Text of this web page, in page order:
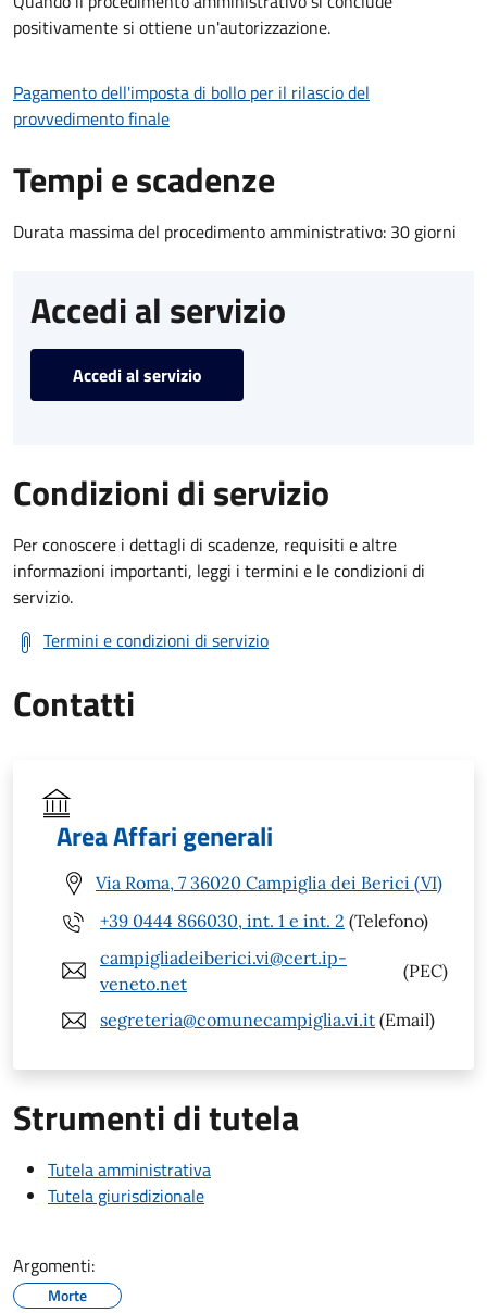
positivamente si ottiene un'autorizzazione.
Pagamento dell'imposta di bollo per il rilascio del
provvedimento finale
Tempi e scadenze
Durata massima del procedimento amministrativo: 30 giorni
Accedi al servizio
Accedi al servizio
Condizioni di servizio
Per conoscere i dettagli di scadenze, requisiti e altre
informazioni importanti, leggi i termini e le condizioni di
servizio.
Termini e condizioni di servizio
Contatti
Area Affari generali
Via Roma, 7 36020 Campiglia dei Berici (VI)
+39 0444 866030, int. 1 e int. 2 (Telefono)
campigliadeiberici.vi@cert.ip-
veneto.net
(PEC)
segreteria@comunecampiglia.vi.it (Email)
Strumenti di tutela
Tutela amministrativa
Tutela giurisdizionale
Argomenti:
Morte